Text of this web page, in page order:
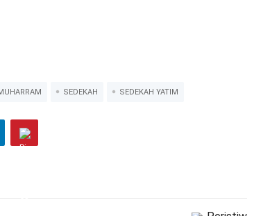
SEDEKAH SEDEKAH YATIM